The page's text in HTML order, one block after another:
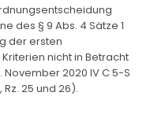
des § 9 Abs. 4 Sätze 1
der ersten
nicht in Betracht
2020 IV C 5-S
Rz. 25 und 26).